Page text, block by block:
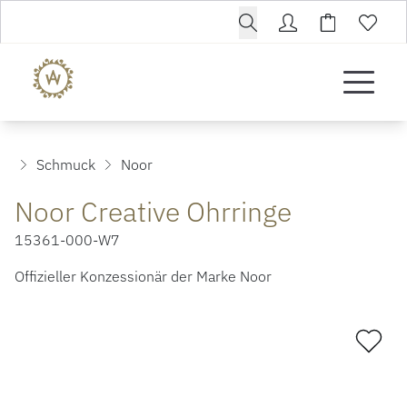
Schmuck Noor
Noor Creative Ohrringe
15361-000-W7
Offizieller Konzessionär der Marke Noor